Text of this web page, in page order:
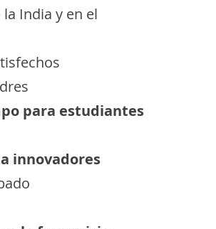
India y en el
para estudiantes
innovadores